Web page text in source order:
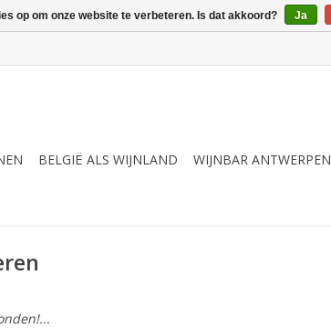
BELGIË ALS WIJNLAND WIJNBAR ANTWERPEN
op om onze website te verbeteren. Is dat akkoord? Ja